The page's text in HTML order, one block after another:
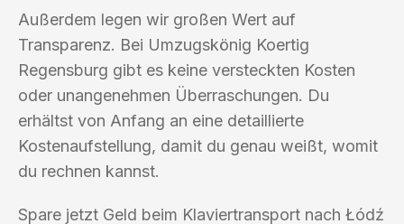
Außerdem legen wir großen Wert auf
Transparenz. Bei Umzugskönig Koertig
Regensburg gibt es keine versteckten Kosten
oder unangenehmen Überraschungen. Du
erhältst von Anfang an eine detaillierte
Kostenaufstellung, damit du genau weißt, womit
du rechnen kannst.
Spare jetzt Geld beim Klaviertransport nach Łódź